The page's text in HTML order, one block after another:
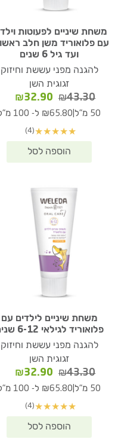
משחת שיניים לפעוטות
עם פלואוריד משן חלב
ועד גיל 6 שנים
להגנה מפני עששת וחיזוק
זגוגית השן
₪43.30
המחיר
המקורי
₪43.30.
₪32.90
50 מ"ל ₪65.80 ל- 100 מ"ל
★
★
★
★
★
(4)
משחת שיניים לילדים עם
פלואוריד לגילאי 6-12 שנים
להגנה מפני עששת וחיזוק
זגוגית השן
₪43.30
המחיר
המקורי
₪43.30.
₪32.90
50 מ"ל ₪65.80 ל- 100 מ"ל
★
★
★
★
★
(4)